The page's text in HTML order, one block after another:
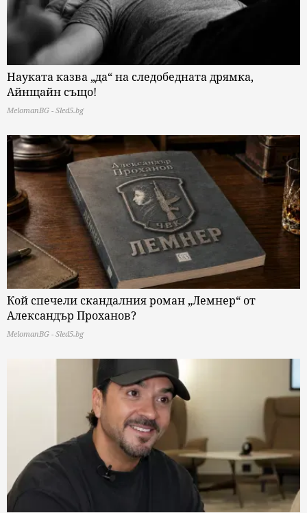
Науката казва „да“ на следобедната дрямка,
Айнщайн също!
MelomanBG - Sled5.bg
Кой спечели скандалния роман „Лемнер“ от
Александър Проханов?
MelomanBG - Sled5.bg